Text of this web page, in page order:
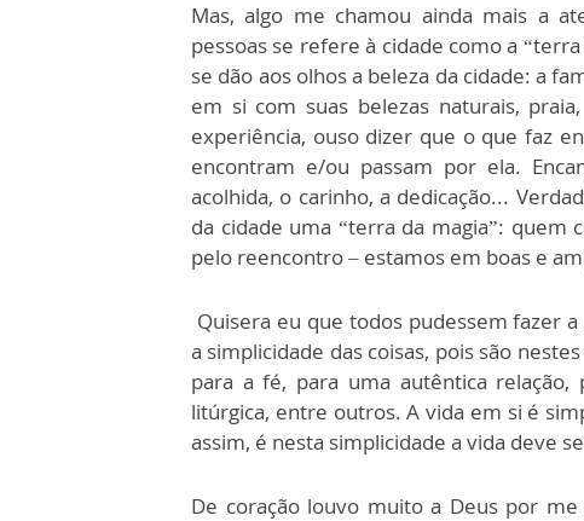
Mas, algo me chamou ainda mais a
pessoas se refere à cidade como a
se dão aos olhos a beleza da cidade: a
em si com suas belezas naturais,
experiência, ouso dizer que o que faz
encontram e/ou passam por ela.
acolhida, o carinho, a dedicação...
da cidade uma “terra da magia”: quem
pelo reencontro – estamos em boas e
Quisera eu que todos pudessem fazer
a simplicidade das coisas, pois são
para a fé, para uma autêntica
litúrgica, entre outros. A vida em si é
assim, é nesta simplicidade a vida deve
De coração louvo muito a Deus por